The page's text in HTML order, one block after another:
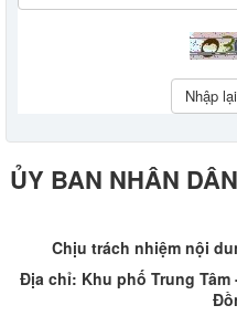
ỦY BAN NHÂN
Chịu trách nhiệm nội
Địa chỉ: Khu phố Trung